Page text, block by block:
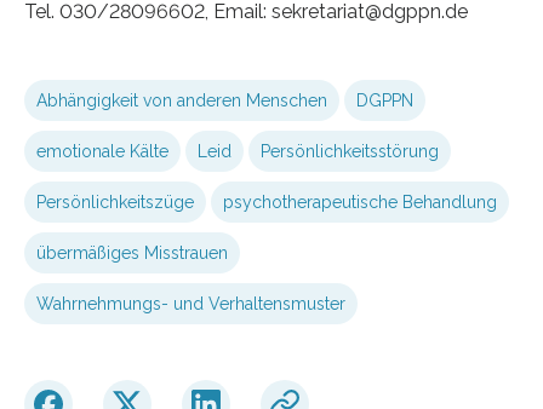
Tel. 030/28096602, Email: sekretariat@dgppn.de
Abhängigkeit von anderen Menschen DGPPN
emotionale Kälte Leid Persönlichkeitsstörung
Persönlichkeitszüge psychotherapeutische Behandlung
übermäßiges Misstrauen
Wahrnehmungs- und Verhaltensmuster